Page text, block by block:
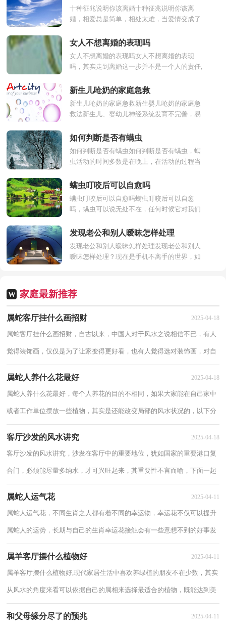
十种征兆说明你该离婚十种征兆说明你该离
婚，相爱总是简单，相处太难，当爱情变成了
的现实，越来越多的夫妻说...
女人不想离婚的表现吗
女人不想离婚的表现吗女人不想离婚的表现
吗，其实走到离婚这一步并不是一个人的责任,
方都有这样的...
新生儿呛奶的家庭急救
新生儿呛奶的家庭急救新生婴儿呛奶的家庭急
救法新生儿、婴幼儿神经系统发育不完善，易
吐奶时，由于会厌...
如何判断是否有螨虫
如何判断是否有螨虫如何判断是否有螨虫，螨
虫活动的时间多数是在晚上，在活动的过程当
现，这些东西的传...
螨虫叮咬后可以自愈吗
螨虫叮咬后可以自愈吗螨虫叮咬后可以自愈
吗，螨虫可以说无处不在，任何时候它对我们
的时候，身边也是存在...
发现老公和别人暧昧怎样处理
发现老公和别人暧昧怎样处理发现老公和别人
暧昧怎样处理？现在是手机不离手的世界，如
W 家庭最新推荐
属蛇客厅挂什么画招财 2025-04-18
属蛇客厅挂什么画招财，自古以来，中国人对于风水之说相信不已，有人
觉得装饰画，仅仅是为了让家变得更好看，也有人觉得选对装饰画，对自
属蛇人养什么花最好 2025-04-18
属蛇人养什么花最好，每个人养花的目的不相同，如果大家能在自己家中
或者工作单位摆放一些植物，其实是还能改变局部的风水状况的，以下分
客厅沙发的风水讲究 2025-04-18
客厅沙发的风水讲究，沙发在客厅中的重要地位，犹如国家的重要港口复
合门，必须能尽量多纳水，才可兴旺起来，其重要性不言而喻，下面一起
属蛇人运气花 2025-04-11
属蛇人运气花，不同生肖之人都有着不同的幸运物，幸运花不仅可以提升
属蛇人的运势，长期与自己的生肖幸运花接触会有一些意想不到的好事发
属羊客厅摆什么植物好 2025-04-11
属羊客厅摆什么植物好,现代家居生活中喜欢养绿植的朋友不在少数，其实
从风水的角度来看可以依据自己的属相来选择最适合的植物，既能达到美
和父母缘分尽了的预兆 2025-04-11